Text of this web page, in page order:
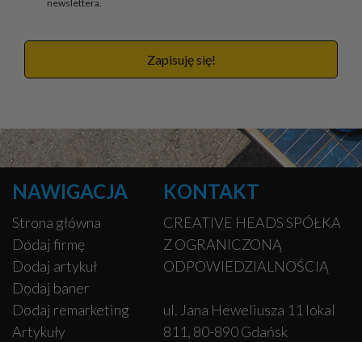
newslettera.
Zapisuję się!
NAWIGACJA
Strona główna
Dodaj firmę
Dodaj artykuł
Dodaj baner
Dodaj remarketing
Artykuły
KONTAKT
CREATIVE HEADS SPÓŁKA
Z OGRANICZONĄ
ODPOWIEDZIALNOŚCIĄ
ul. Jana Heweliusza 11 lokal
811, 80-890 Gdańsk